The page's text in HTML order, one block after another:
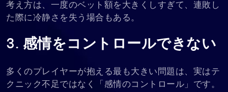
考え方は、一度のベット額を大きくしすぎて、連敗し
た際に冷静さを失う場合もある。
3. 感情をコントロールできない
多くのプレイヤーが抱える最も大きい問題は、実はテ
クニック不足ではなく「感情のコントロール」です。